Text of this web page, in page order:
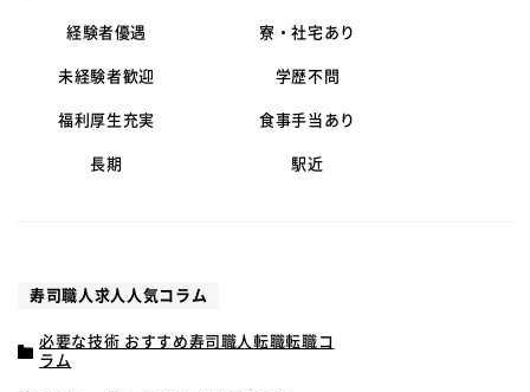
経験者優遇 寮・社宅あり
未経験者歓迎 学歴不問
福利厚生充実 食事手当あり
長期 駅近
寿司職人求人人気コラム
必要な技術 おすすめ寿司職人転職転職コ
ラム